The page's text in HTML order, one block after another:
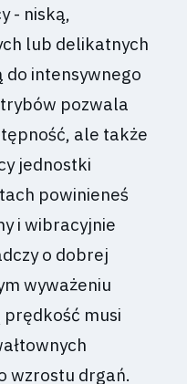
- niską,
lub delikatnych
do intensywnego
pozwala
ale także
jednostki
powinieneś
i wibracyjnie
o dobrej
wyważeniu
prędkość musi
wzrostu drgań.